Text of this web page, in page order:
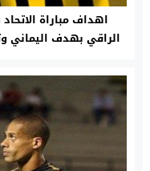
اهداف مباراة
الراقي بهدف اليماني